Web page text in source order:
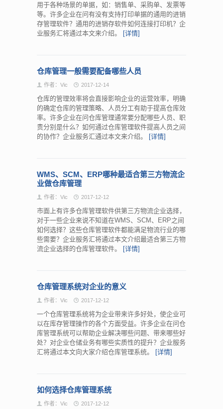
用于各种场景的单据，如：销售单、采购单、发票等
等。许多企业在问有没有支持打印单据的通用的进销
存管理软件？通用的进销存软件如何连接打印机？企
业服务汇将通过本文来介绍。 [详情]
仓库管理一般需要配备哪些人员
作者：Vic 2017-12-14
仓库的管理效率将会直接影响企业的运营效率，明确
的确定仓库的管理策略、人员分工有助于提高仓库效
率。许多企业在问仓库管理通常要分配哪些人员、职
责分别是什么？如何通过仓库管理软件提高人员之间
的协作？企业服务汇通过本文来介绍。 [详情]
WMS、SCM、ERP哪种最适合第三方物流企
业做仓库管理
作者：Vic 2017-12-12
市面上有许多仓库管理软件供第三方物流企业选择，
对于一些企业来说不知道在WMS、SCM、ERP之间
如何选择？这些仓库管理软件都能满足物流行业的哪
些需要？企业服务汇将通过本文介绍最适合第三方物
流企业选择的仓库管理软件。 [详情]
仓库管理系统对企业的意义
作者：Vic 2017-12-12
一个仓库管理系统将为企业带来许多好处，使企业可
以在库存管理操作的各个方面受益。许多企业在问仓
库管理系统可以帮助企业解决哪些问题、带来哪些好
处？对企业仓储业务有哪些实质性的提升？企业服务
汇将通过本文向大家介绍仓库管理系统。 [详情]
如何选择仓库管理系统
作者：Vic 2017-12-12